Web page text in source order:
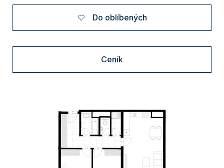
Do oblíbených
Ceník